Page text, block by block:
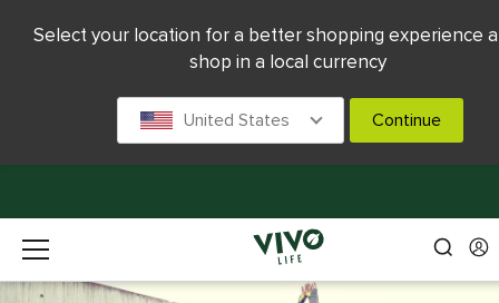
Select your location for a better shopping experience
shop in a local currency
United States Continue